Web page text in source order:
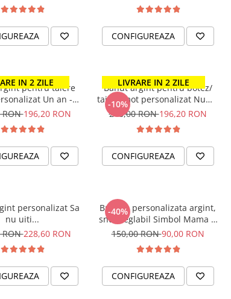
CONFIGUREAZA
IN 2 ZILE
pentru taiere
Un an -
& Simbol
RON196,20 RON
LIVRARE IN 2 ZILE
-10%
Banut argint pentru botez/
taiere mot personalizat Nume
& Simbol
218,00 RON196,20 RON
CONFIGUREAZA
personalizat Sa
nu uiti...
RON228,60 RON
-40%
Bratara personalizata argint,
snur reglabil Simbol Mama &
Bebe
150,00 RON90,00 RON
CONFIGUREAZA